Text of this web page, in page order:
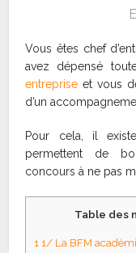
Vous êtes chef
avez dépensé
entreprise et vous
d’un
Pour cela, il
permettent de
concours à ne pas
Table des
1 1/ La BFM